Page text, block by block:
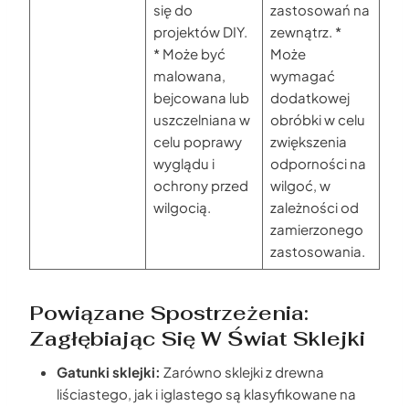
się do
projektów DIY.
* Może być
malowana,
bejcowana lub
uszczelniana w
celu poprawy
wyglądu i
ochrony przed
wilgocią.
zastosowań na
zewnątrz. *
Może
wymagać
dodatkowej
obróbki w celu
zwiększenia
odporności na
wilgoć, w
zależności od
zamierzonego
zastosowania.
Powiązane Spostrzeżenia:
Zagłębiając Się W Świat Sklejki
Gatunki sklejki: Zarówno sklejki z drewna
liściastego, jak i iglastego są klasyfikowane na